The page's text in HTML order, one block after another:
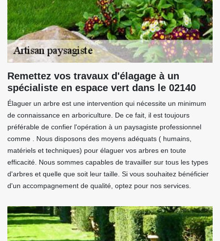
Remettez vos travaux d'élagage à un
spécialiste en espace vert dans le 02140
Élaguer un arbre est une intervention qui nécessite un minimum
de connaissance en arboriculture. De ce fait, il est toujours
préférable de confier l'opération à un paysagiste professionnel
comme . Nous disposons des moyens adéquats ( humains,
matériels et techniques) pour élaguer vos arbres en toute
efficacité. Nous sommes capables de travailler sur tous les types
d'arbres et quelle que soit leur taille. Si vous souhaitez bénéficier
d'un accompagnement de qualité, optez pour nos services.